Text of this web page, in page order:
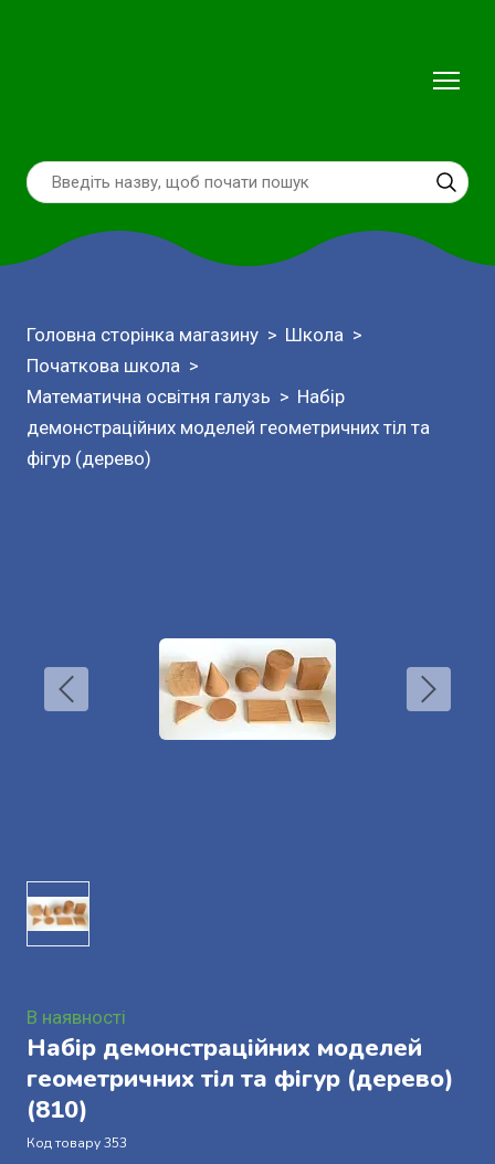
Головна сторінка магазину
Школа
Початкова школа
Математична освітня галузь
Набір
демонстраційних моделей геометричних тіл та
фігур (дерево)
В наявності
Набір демонстраційних моделей
геометричних тіл та фігур (дерево)
(810)
Код товару 353